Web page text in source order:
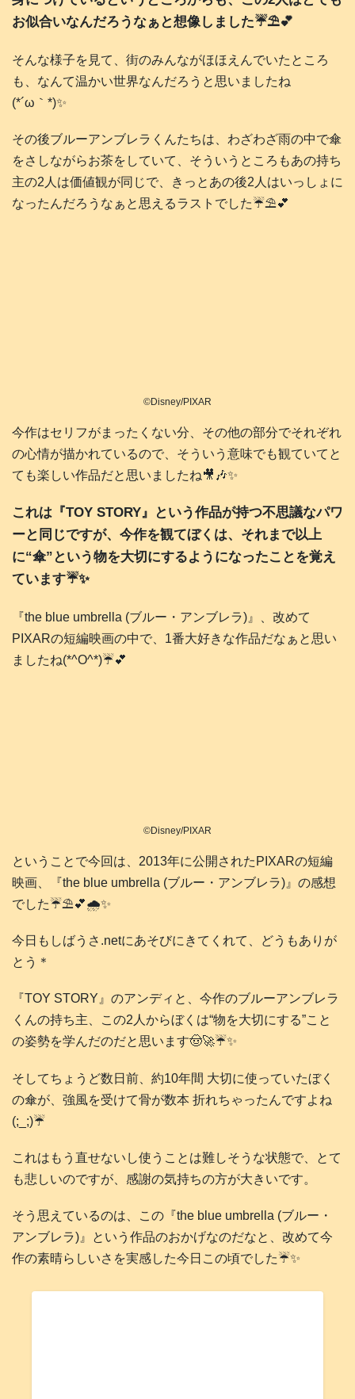
お似合いなんだろうなぁと想像しました☔️⛱️💕
そんな様子を見て、街のみんながほほえんでいたところ
も、なんて温かい世界なんだろうと思いましたね
(⁠*⁠´⁠ω⁠｀⁠*⁠)✨️
その後ブルーアンブレラくんたちは、わざわざ雨の中で傘
をさしながらお茶をしていて、そういうところもあの持ち
主の2人は価値観が同じで、きっとあの後2人はいっしょに
なったんだろうなぁと思えるラストでした☔️⛱️💕
©Disney/PIXAR
今作はセリフがまったくない分、その他の部分でそれぞれ
の心情が描かれているので、そういう意味でも観ていてと
ても楽しい作品だと思いましたね🎥🎶✨️
これは『TOY STORY』という作品が持つ不思議なパワ
ーと同じですが、今作を観てぼくは、それまで以上
に“傘”という物を大切にするようになったことを覚え
ています☔️✨️
『the blue umbrella (ブルー・アンブレラ)』、改めて
PIXARの短編映画の中で、1番大好きな作品だなぁと思い
ましたね(*^O^*)☔️💕
©Disney/PIXAR
ということで今回は、2013年に公開されたPIXARの短編
映画、『the blue umbrella (ブルー・アンブレラ)』の感想
でした☔️⛱️💕🌧️✨️
今日もしばうさ.netにあそびにきてくれて、どうもありが
とう＊
『TOY STORY』のアンディと、今作のブルーアンブレラ
くんの持ち主、この2人からぼくは“物を大切にする”こと
の姿勢を学んだのだと思います🤠🚀☔️✨️
そしてちょうど数日前、約10年間 大切に使っていたぼく
の傘が、強風を受けて骨が数本 折れちゃったんですよね
(;_;)☔️
これはもう直せないし使うことは難しそうな状態で、とて
も悲しいのですが、感謝の気持ちの方が大きいです。
そう思えているのは、この『the blue umbrella (ブルー・
アンブレラ)』という作品のおかげなのだなと、改めて今
作の素晴らしいさを実感した今日この頃でした☔️✨️